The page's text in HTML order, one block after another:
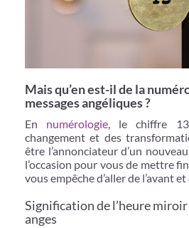
Mais qu’en est-il de la
messages angéliques ?
En numérologie, le chiffre 13
changement et des
être l’annonciateur d’un
l’occasion pour vous de mettre
vous empêche d’aller de l’avant
Signification de l’heure miroir
anges